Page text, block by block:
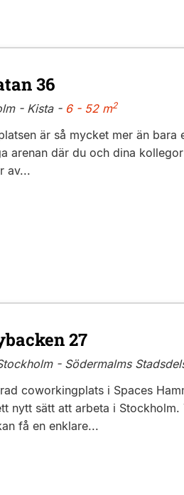
36
- Kista -6 - 52 m2
är så mycket mer än bara
arenan där du och dina
av...
27
- Södermalms
coworkingplats i Spaces
nytt sätt att arbeta i Stockholm.
få en enklare...